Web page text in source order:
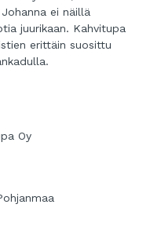
ei näillä
juurikaan. Kahvitupa
erittäin suosittu
Oy